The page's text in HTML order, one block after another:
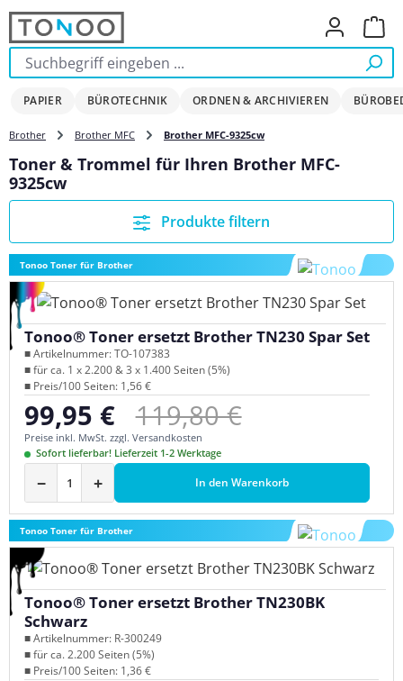
Zum Hauptinhalt springen
PAPIER BÜROTECHNIK ORDNEN & ARCHIVIEREN
Brother Brother MFC Brother MFC-9325cw
Toner & Trommel für Ihren Brother MFC-
9325cw
Produkte filtern
Tonoo Toner für Brother
Tonoo® Toner ersetzt Brother TN230 Spar Set
■ Artikelnummer: TO-107383
■ für ca. 1 x 2.200 & 3 x 1.400 Seiten (5%)
■ Preis/100 Seiten: 1,56 €
Verkaufspreis:
99,95 € Regulärer Preis:
119,80 €
Preise inkl. MwSt. zzgl. Versandkosten
Sofort lieferbar! Lieferzeit 1-2 Werktage
− + In den Warenkorb
Tonoo Toner für Brother
Tonoo® Toner ersetzt Brother TN230BK
Schwarz
■ Artikelnummer: R-300249
■ für ca. 2.200 Seiten (5%)
■ Preis/100 Seiten: 1,36 €